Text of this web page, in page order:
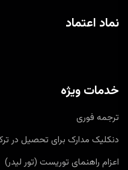
نماد اعتماد
خدمات ویژه
ترجمه فوری
دنکلیک مدارک برای تحصیل در
اعزام راهنمای توریست (تور لیدر)